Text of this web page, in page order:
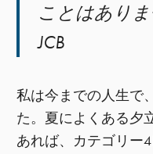
ことはあり
JCB
私は今までの人生で
た。夏によくある夕
あれば、カテゴリー